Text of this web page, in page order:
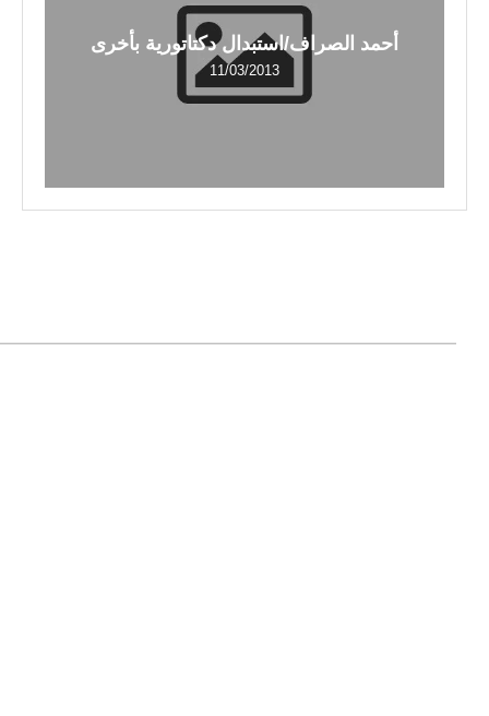
أحمد الصراف/استبدال دكتاتورية بأخرى
11/03/2013